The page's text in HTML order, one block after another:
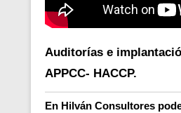
Auditorías e
APPCC- HACCP.
En Hilván Consultores